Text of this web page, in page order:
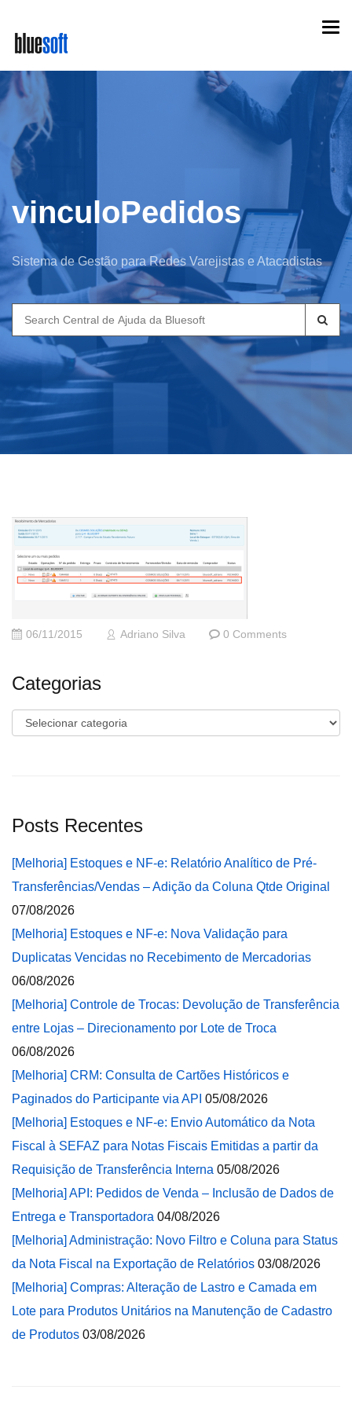
main
content
vinculoPedidos
Sistema de Gestão para Redes Varejistas e Atacadistas
Search
for:
06/11/2015 Adriano Silva 0 Comments
Categorias
Categorias
Posts Recentes
[Melhoria] Estoques e NF-e: Relatório Analítico de Pré-
Transferências/Vendas – Adição da Coluna Qtde Original
07/08/2026
[Melhoria] Estoques e NF-e: Nova Validação para
Duplicatas Vencidas no Recebimento de Mercadorias
06/08/2026
[Melhoria] Controle de Trocas: Devolução de Transferência
entre Lojas – Direcionamento por Lote de Troca
06/08/2026
[Melhoria] CRM: Consulta de Cartões Históricos e
Paginados do Participante via API 05/08/2026
[Melhoria] Estoques e NF-e: Envio Automático da Nota
Fiscal à SEFAZ para Notas Fiscais Emitidas a partir da
Requisição de Transferência Interna 05/08/2026
[Melhoria] API: Pedidos de Venda – Inclusão de Dados de
Entrega e Transportadora 04/08/2026
[Melhoria] Administração: Novo Filtro e Coluna para Status
da Nota Fiscal na Exportação de Relatórios 03/08/2026
[Melhoria] Compras: Alteração de Lastro e Camada em
Lote para Produtos Unitários na Manutenção de Cadastro
de Produtos 03/08/2026